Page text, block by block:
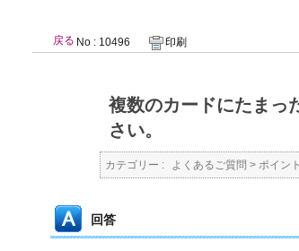
戻る No : 10496 印刷
複数のカードにたまっ
さい。
カテゴリー : よくあるご質問 >ポイント
回答